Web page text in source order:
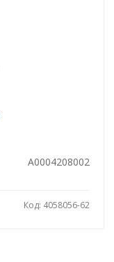
A0004208002
Код: 4058056-62